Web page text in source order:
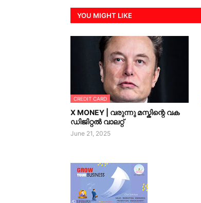
YOU MIGHT LIKE
CREDIT CARD
X MONEY | വരുന്നു മസ്കിന്റെ വക
ഡിജിറ്റൽ വാലറ്റ്
June 21, 2025